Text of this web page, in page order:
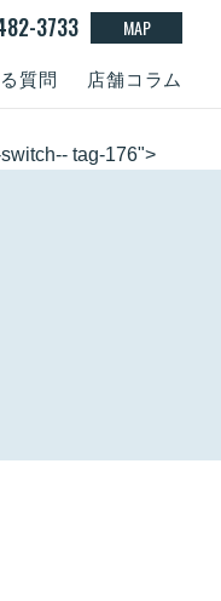
質問 店舗コラム
3733 MAP
tag-176">